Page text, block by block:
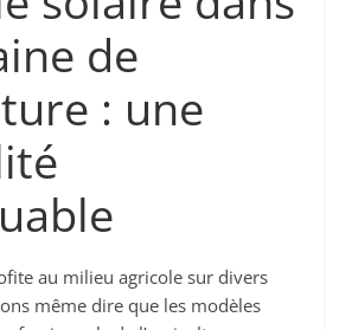
de
: une
au milieu agricole sur divers
même dire que les modèles